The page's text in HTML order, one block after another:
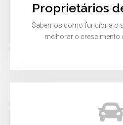
Proprietários
Sabemos como funciona o
melhorar o crescimento